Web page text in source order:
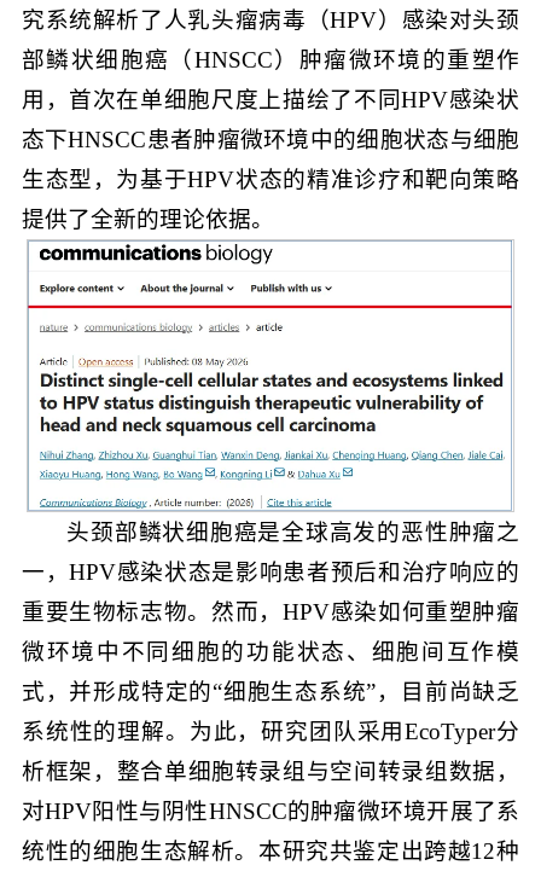
究系统解析了人乳头瘤病毒（HPV）感染对头颈
部鳞状细胞癌（HNSCC）肿瘤微环境的重塑作
用，首次在单细胞尺度上描绘了不同HPV感染状
态下HNSCC患者肿瘤微环境中的细胞状态与细胞
生态型，为基于HPV状态的精准诊疗和靶向策略
提供了全新的理论依据。
头颈部鳞状细胞癌是全球高发的恶性肿瘤之
一，HPV感染状态是影响患者预后和治疗响应的
重要生物标志物。然而，HPV感染如何重塑肿瘤
微环境中不同细胞的功能状态、细胞间互作模
式，并形成特定的“细胞生态系统”，目前尚缺乏
系统性的理解。为此，研究团队采用EcoTyper分
析框架，整合单细胞转录组与空间转录组数据，
对HPV阳性与阴性HNSCC的肿瘤微环境开展了系
统性的细胞生态解析。本研究共鉴定出跨越12种